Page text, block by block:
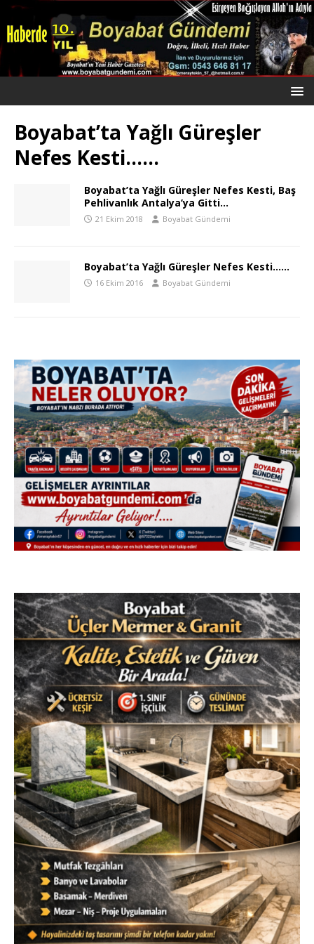
Boyabat’ta Yağlı Güreşler
Nefes Kesti……
Boyabat’ta Yağlı Güreşler Nefes Kesti, Baş
Pehlivanlık Antalya’ya Gitti…
21 Ekim 2018 Boyabat Gündemi
Boyabat’ta Yağlı Güreşler Nefes Kesti……
16 Ekim 2016 Boyabat Gündemi